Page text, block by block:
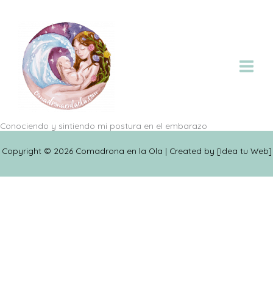
contenido
Conociendo y sintiendo mi postura en el embarazo
Copyright © 2026 Comadrona en la Ola | Created by [Idea tu Web]